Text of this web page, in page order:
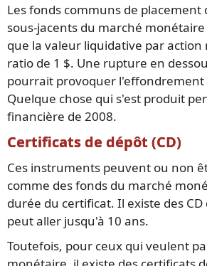
Les fonds communs de
sous-jacents du marché
que la valeur liquidative par
ratio de 1 $. Une rupture en
pourrait provoquer l'effondrement
Quelque chose qui s'est produit
financière de 2008.
Certificats de dépôt (CD)
Ces instruments peuvent ou non
comme des fonds du marché
durée du certificat. Il existe des
peut aller jusqu'à 10 ans.
Toutefois, pour ceux qui veulent